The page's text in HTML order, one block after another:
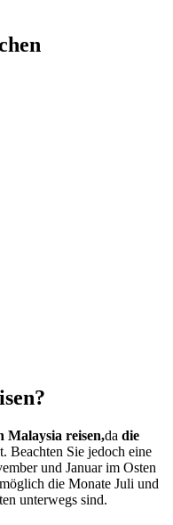
Malaysia reisen,da die
Beachten Sie jedoch eine
und Januar im Osten
die Monate Juli und
unterwegs sind.